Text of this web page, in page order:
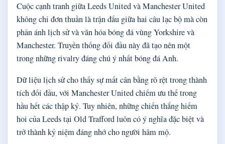
Cuộc cạnh tranh giữa Leeds United và Manchester United
không chỉ đơn thuần là trận đấu giữa hai câu lạc bộ mà còn
phản ánh lịch sử và văn hóa bóng đá vùng Yorkshire và
Manchester. Truyền thống đối đầu này đã tạo nên một
trong những rivalry đáng chú ý nhất bóng đá Anh.
Dữ liệu lịch sử cho thấy sự mất cân bằng rõ rệt trong thành
tích đối đầu, với Manchester United chiếm ưu thế trong
hầu hết các thập kỷ. Tuy nhiên, những chiến thắng hiếm
hoi của Leeds tại Old Trafford luôn có ý nghĩa đặc biệt và
trở thành kỷ niệm đáng nhớ cho người hâm mộ.